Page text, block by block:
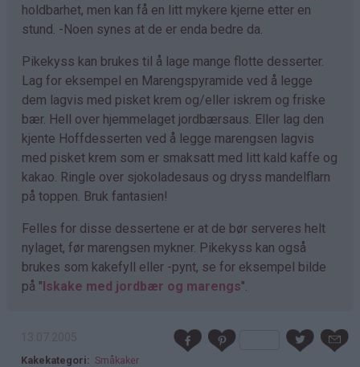
holdbarhet, men kan få en litt mykere kjerne etter en
stund. -Noen synes at de er enda bedre da.
Pikekyss kan brukes til å lage mange flotte desserter.
Lag for eksempel en Marengspyramide ved å legge
dem lagvis med pisket krem og/eller iskrem og friske
bær. Hell over hjemmelaget jordbærsaus. Eller lag den
kjente Hoffdesserten ved å legge marengsen lagvis
med pisket krem som er smaksatt med litt kald kaffe og
kakao. Ringle over sjokoladesaus og dryss mandelflarn
på toppen. Bruk fantasien!
Felles for disse dessertene er at de bør serveres helt
nylaget, før marengsen mykner. Pikekyss kan også
brukes som kakefyll eller -pynt, se for eksempel bilde
på " Iskake med jordbær og marengs".
Kakekategori Småkaker